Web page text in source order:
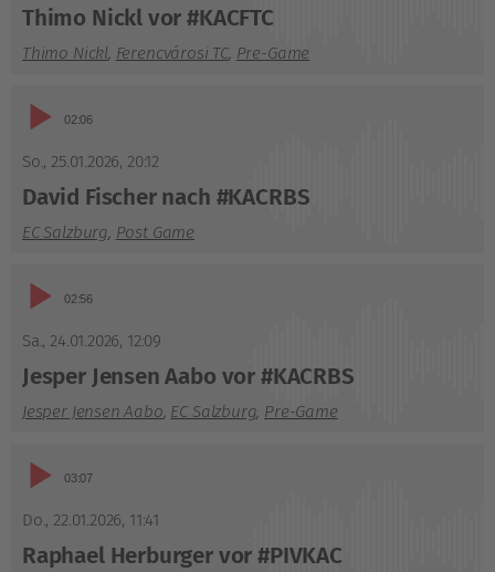
Thimo Nickl vor #KACFTC
Thimo Nickl, Ferencvárosi TC, Pre-Game
Audio-02:06
So., 25.01.2026, 20:12
David Fischer nach #KACRBS
EC Salzburg, Post Game
Audio-02:56
Sa., 24.01.2026, 12:09
Jesper Jensen Aabo vor #KACRBS
Jesper Jensen Aabo, EC Salzburg, Pre-Game
Audio-03:07
Do., 22.01.2026, 11:41
Raphael Herburger vor #PIVKAC